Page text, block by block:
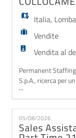
Italia,
Vendite
Vendita al
Permanent
S.p.A., ricerca per
settore Beauty
della persona,
alta qualità, una
appartenente alle
MANSIONI: -
...
05/08/2026
Sales